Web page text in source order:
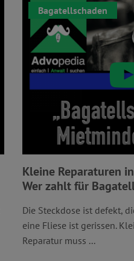
Bagatellschaden
Kleine Reparaturen
Wer zahlt für
Die Steckdose ist defekt,
eine Fliese ist gerissen.
Reparatur muss ...